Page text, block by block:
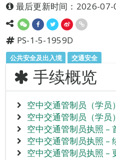
最后更新时间：2026-
PS-1-5-1959D
公共安全及出入境 交通安全
手续概览
空中交通管制员（学员
空中交通管制员（学员
空中交通管制员执照 –
空中交通管制员执照 –
空中交通管制员执照 –